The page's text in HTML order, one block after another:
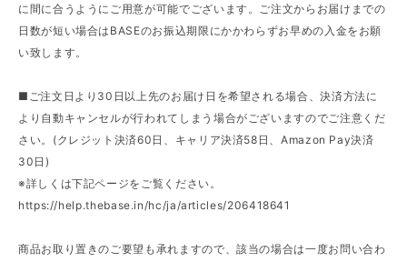
に間に合うようにご用意が可能でございます。ご注文からお届けまでの
日数が短い場合はBASEのお振込期限にかかわらずお早めの入金をお願
い致します。
■ご注文日より30日以上先のお届け日を希望される場合、決済方法に
より自動キャンセルが行われてしまう場合がございますのでご注意くだ
さい。(クレジット決済60日、キャリア決済58日、Amazon Pay決済
30日)
※詳しくは下記ページをご覧ください。
https://help.thebase.in/hc/ja/articles/206418641
商品お取り置きのご要望も承れますので、該当の場合は一度お問い合わ